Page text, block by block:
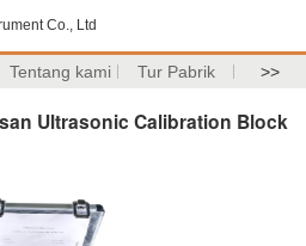
Co., Ltd
Tentang kami Tur Pabrik >>
Ultrasonic Calibration Block